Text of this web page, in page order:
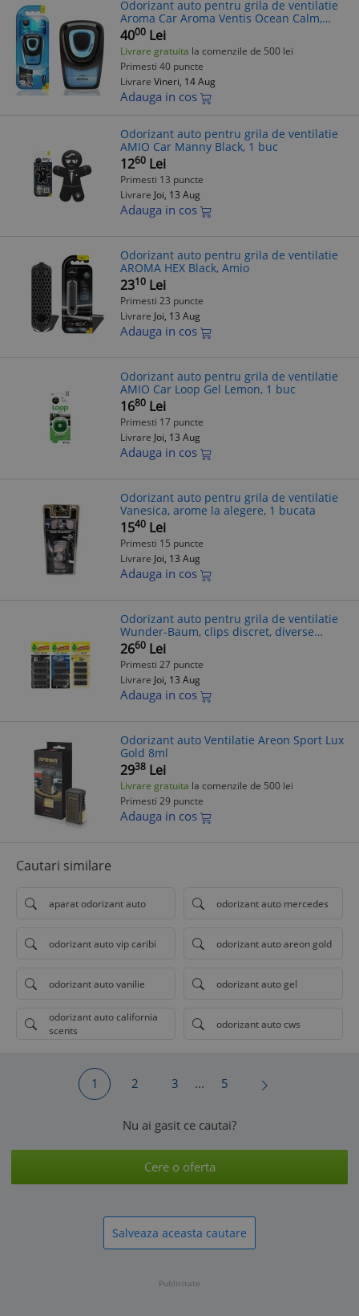
Odorizant auto pentru grila de ventilatie
Aroma Car Aroma Ventis Ocean Calm,
parfum intens, evaporare lenta si de
lunga durata, intensitate reglabila
4000 Lei
Livrare gratuita la comenzile de 500 lei
Primesti 40 puncte
Livrare Vineri, 14 Aug
Adauga in cos
Odorizant auto pentru grila de ventilatie
AMIO Car Manny Black, 1 buc
1260 Lei
Primesti 13 puncte
Livrare Joi, 13 Aug
Adauga in cos
Odorizant auto pentru grila de ventilatie
AROMA HEX Black, Amio
2310 Lei
Primesti 23 puncte
Livrare Joi, 13 Aug
Adauga in cos
Odorizant auto pentru grila de ventilatie
AMIO Car Loop Gel Lemon, 1 buc
1680 Lei
Primesti 17 puncte
Livrare Joi, 13 Aug
Adauga in cos
Odorizant auto pentru grila de ventilatie
Vanesica, arome la alegere, 1 bucata
1540 Lei
Primesti 15 puncte
Livrare Joi, 13 Aug
Adauga in cos
Odorizant auto pentru grila de ventilatie
Wunder-Baum, clips discret, diverse
arome
2660 Lei
Primesti 27 puncte
Livrare Joi, 13 Aug
Adauga in cos
Odorizant auto Ventilatie Areon Sport Lux
Gold 8ml
2938 Lei
Livrare gratuita la comenzile de 500 lei
Primesti 29 puncte
Adauga in cos
Cautari similare
aparat odorizant auto odorizant auto mercedes
odorizant auto vip caribi odorizant auto areon gold
odorizant auto vanilie odorizant auto gel
odorizant auto california
scents
odorizant auto cws
1 2 3 ... 5
Nu ai gasit ce cautai?
Cere o oferta
Salveaza aceasta cautare
Publicitate